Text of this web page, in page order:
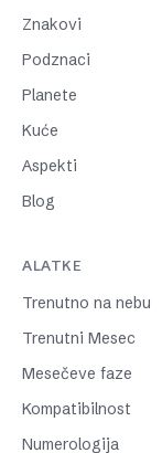
Znakovi
Podznaci
Planete
Kuće
Aspekti
Blog
ALATKE
Trenutno na nebu
Trenutni Mesec
Mesečeve faze
Kompatibilnost
Numerologija